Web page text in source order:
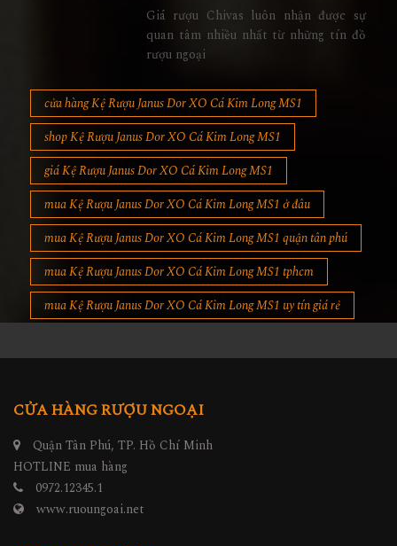
Giá rượu Chivas luôn nhận được sự
quan tâm nhiều nhất từ những tín đồ
rượu ngoại
cửa hàng Kệ Rượu Janus Dor XO Cá Kim Long MS1
shop Kệ Rượu Janus Dor XO Cá Kim Long MS1
giá Kệ Rượu Janus Dor XO Cá Kim Long MS1
mua Kệ Rượu Janus Dor XO Cá Kim Long MS1 ở đâu
mua Kệ Rượu Janus Dor XO Cá Kim Long MS1 quận tân phú
mua Kệ Rượu Janus Dor XO Cá Kim Long MS1 tphcm
mua Kệ Rượu Janus Dor XO Cá Kim Long MS1 uy tín giá rẻ
CỬA HÀNG RƯỢU NGOẠI
Quận Tân Phú, TP. Hồ Chí Minh
HOTLINE mua hàng
0972.12345.1
www.ruoungoai.net